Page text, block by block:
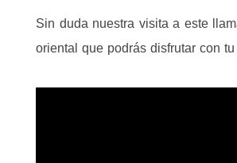
Sin duda nuestra visita a este
oriental que podrás disfrutar con